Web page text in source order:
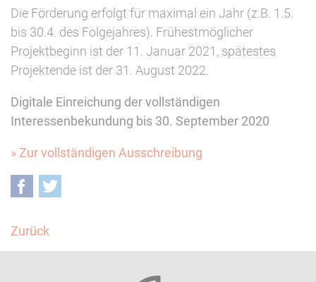
Die Förderung erfolgt für maximal ein Jahr (z.B. 1.5.
bis 30.4. des Folgejahres). Frühestmöglicher
Projektbeginn ist der 11. Januar 2021, spätestes
Projektende ist der 31. August 2022.
Digitale Einreichung der vollständigen
Interessenbekundung bis 30. September 2020
» Zur vollständigen Ausschreibung
Facebook
Zurück